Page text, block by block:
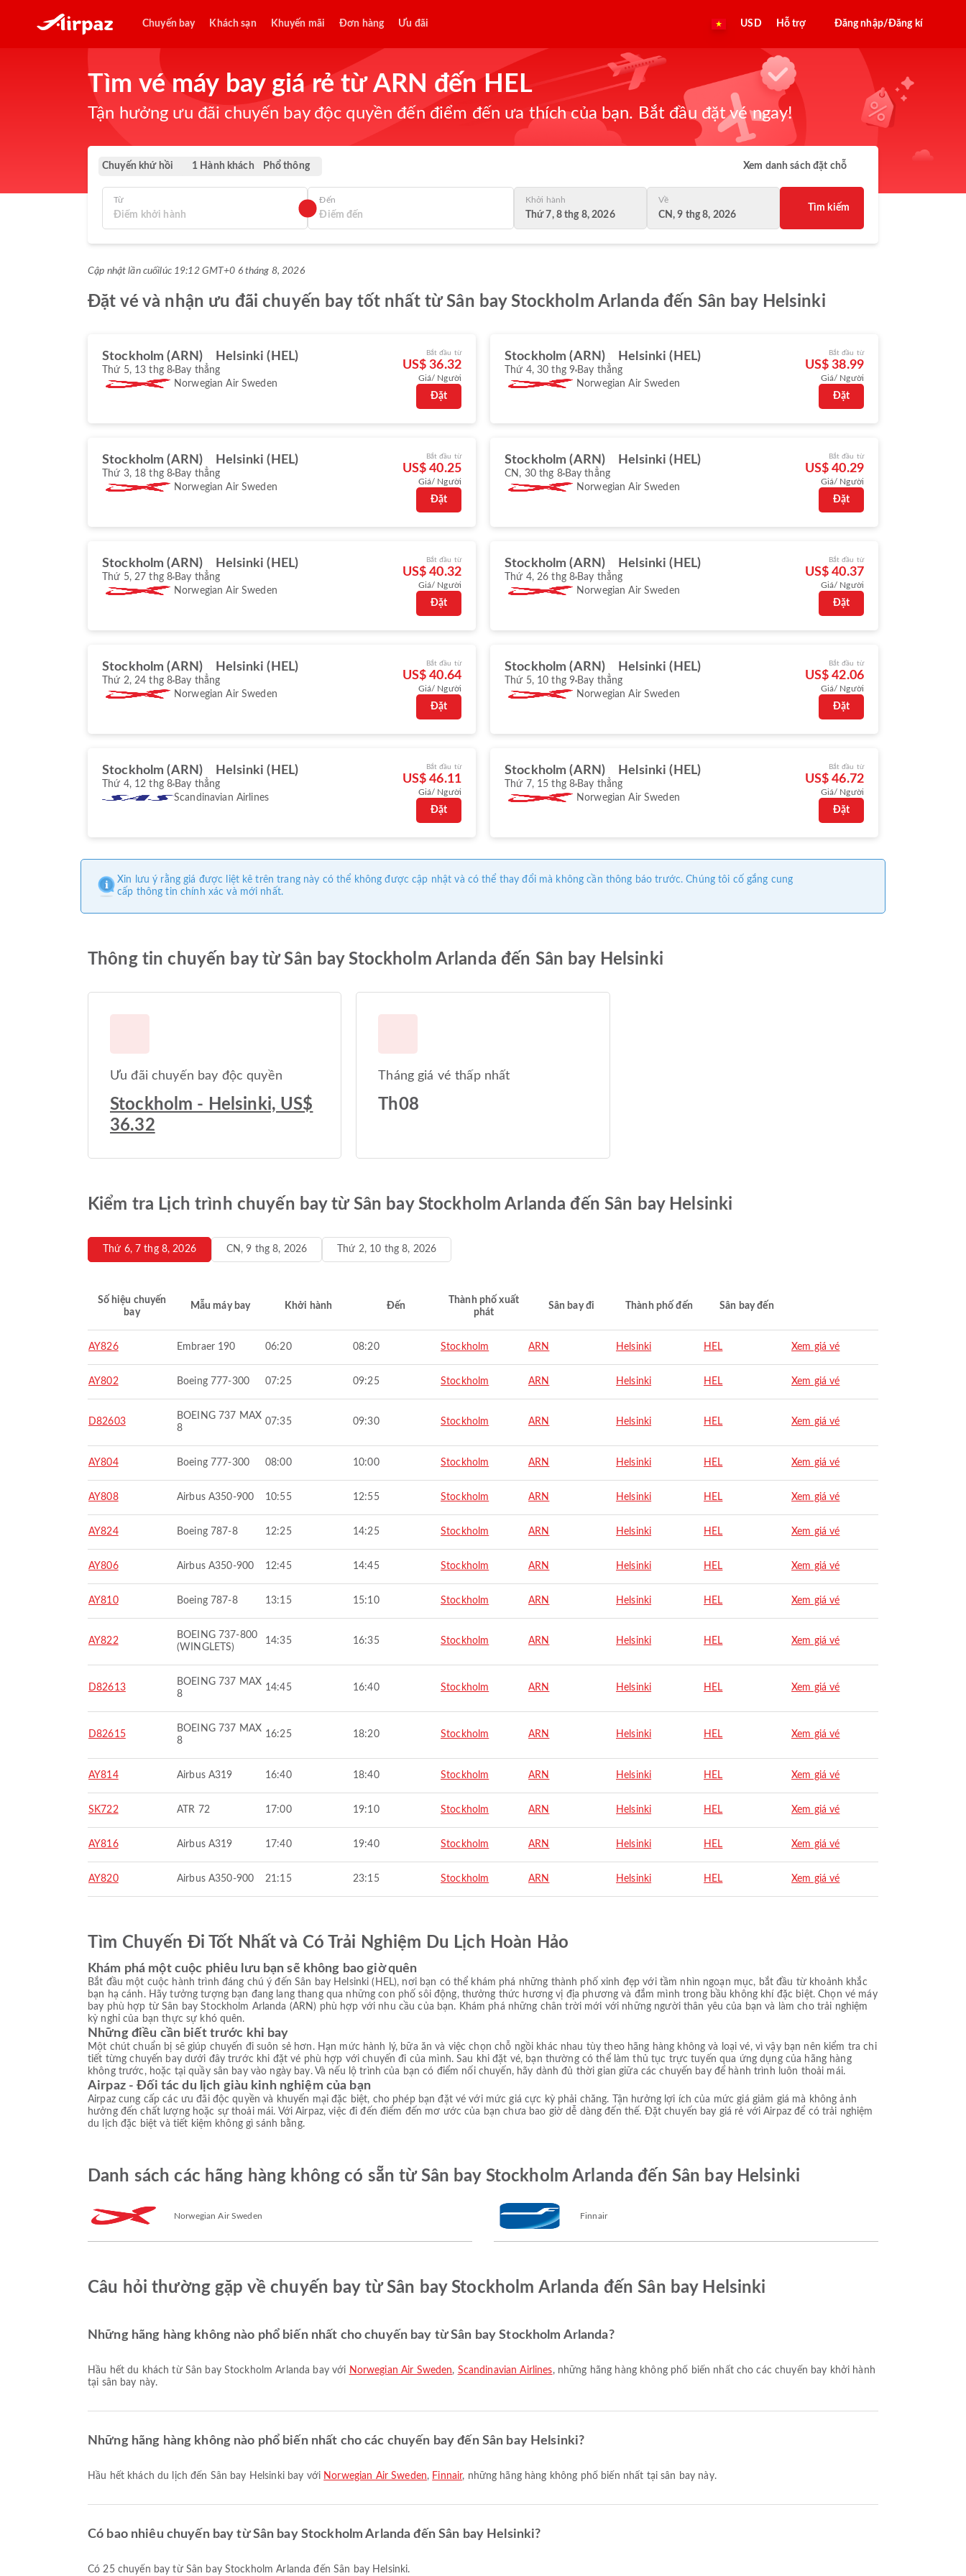
Chuyến bay Khách sạn Khuyến mãi Đơn hàng Ưu đãi USD Hỗ trợ Đăng nhập/Đăng kí
Tìm vé máy bay giá rẻ từ ARN đến HEL
Tận hưởng ưu đãi chuyến bay độc quyền đến điểm đến ưa thích của bạn. Bắt đầu đặt vé ngay!
Chuyến khứ hồi 1 Hành khách Phổ thông Xem danh sách đặt chỗ
Từ Đến Khởi hành
Thứ 7, 8 thg 8, 2026
Về
CN, 9 thg 8, 2026
Tìm kiếm
Cập nhật lần cuốilúc 19:12 GMT+0 6 tháng 8, 2026
Đặt vé và nhận ưu đãi chuyến bay tốt nhất từ Sân bay Stockholm Arlanda đến Sân bay Helsinki
Stockholm (ARN) Helsinki (HEL)
Thứ 5, 13 thg 8 Bay thẳng
Norwegian Air Sweden
Bắt đầu từ
US$ 36.32
Giá/ Người
Đặt
Stockholm (ARN) Helsinki (HEL)
Thứ 4, 30 thg 9 Bay thẳng
Norwegian Air Sweden
Bắt đầu từ
US$ 38.99
Giá/ Người
Đặt
Stockholm (ARN) Helsinki (HEL)
Thứ 3, 18 thg 8 Bay thẳng
Norwegian Air Sweden
Bắt đầu từ
US$ 40.25
Giá/ Người
Đặt
Stockholm (ARN) Helsinki (HEL)
CN, 30 thg 8 Bay thẳng
Norwegian Air Sweden
Bắt đầu từ
US$ 40.29
Giá/ Người
Đặt
Stockholm (ARN) Helsinki (HEL)
Thứ 5, 27 thg 8 Bay thẳng
Norwegian Air Sweden
Bắt đầu từ
US$ 40.32
Giá/ Người
Đặt
Stockholm (ARN) Helsinki (HEL)
Thứ 4, 26 thg 8 Bay thẳng
Norwegian Air Sweden
Bắt đầu từ
US$ 40.37
Giá/ Người
Đặt
Stockholm (ARN) Helsinki (HEL)
Thứ 2, 24 thg 8 Bay thẳng
Norwegian Air Sweden
Bắt đầu từ
US$ 40.64
Giá/ Người
Đặt
Stockholm (ARN) Helsinki (HEL)
Thứ 5, 10 thg 9 Bay thẳng
Norwegian Air Sweden
Bắt đầu từ
US$ 42.06
Giá/ Người
Đặt
Stockholm (ARN) Helsinki (HEL)
Thứ 4, 12 thg 8 Bay thẳng
Scandinavian Airlines
Bắt đầu từ
US$ 46.11
Giá/ Người
Đặt
Stockholm (ARN) Helsinki (HEL)
Thứ 7, 15 thg 8 Bay thẳng
Norwegian Air Sweden
Bắt đầu từ
US$ 46.72
Giá/ Người
Đặt
Xin lưu ý rằng giá được liệt kê trên trang này có thể không được cập nhật và có thể thay đổi mà không cần thông báo trước. Chúng tôi cố gắng cung
cấp thông tin chính xác và mới nhất.
Thông tin chuyến bay từ Sân bay Stockholm Arlanda đến Sân bay Helsinki
Ưu đãi chuyến bay độc quyền
Stockholm - Helsinki, US$
36.32
Tháng giá vé thấp nhất
Th08
Kiểm tra Lịch trình chuyến bay từ Sân bay Stockholm Arlanda đến Sân bay Helsinki
Thứ 6, 7 thg 8, 2026 CN, 9 thg 8, 2026 Thứ 2, 10 thg 8, 2026
Số hiệu chuyến
bay
Mẫu máy bay Khởi hành Đến
Thành phố xuất
phát
Sân bay đi Thành phố đến Sân bay đến
AY826 Embraer 190 06:20 08:20 Stockholm ARN Helsinki HEL Xem giá vé
AY802 Boeing 777-300 07:25 09:25 Stockholm ARN Helsinki HEL Xem giá vé
D82603
BOEING 737 MAX
8
07:35 09:30 Stockholm ARN Helsinki HEL Xem giá vé
AY804 Boeing 777-300 08:00 10:00 Stockholm ARN Helsinki HEL Xem giá vé
AY808 Airbus A350-900 10:55 12:55 Stockholm ARN Helsinki HEL Xem giá vé
AY824 Boeing 787-8 12:25 14:25 Stockholm ARN Helsinki HEL Xem giá vé
AY806 Airbus A350-900 12:45 14:45 Stockholm ARN Helsinki HEL Xem giá vé
AY810 Boeing 787-8 13:15 15:10 Stockholm ARN Helsinki HEL Xem giá vé
AY822
BOEING 737-800
(WINGLETS)
14:35 16:35 Stockholm ARN Helsinki HEL Xem giá vé
D82613
BOEING 737 MAX
8
14:45 16:40 Stockholm ARN Helsinki HEL Xem giá vé
D82615
BOEING 737 MAX
8
16:25 18:20 Stockholm ARN Helsinki HEL Xem giá vé
AY814 Airbus A319 16:40 18:40 Stockholm ARN Helsinki HEL Xem giá vé
SK722 ATR 72 17:00 19:10 Stockholm ARN Helsinki HEL Xem giá vé
AY816 Airbus A319 17:40 19:40 Stockholm ARN Helsinki HEL Xem giá vé
AY820 Airbus A350-900 21:15 23:15 Stockholm ARN Helsinki HEL Xem giá vé
Tìm Chuyến Đi Tốt Nhất và Có Trải Nghiệm Du Lịch Hoàn Hảo
Khám phá một cuộc phiêu lưu bạn sẽ không bao giờ quên
Bắt đầu một cuộc hành trình đáng chú ý đến Sân bay Helsinki (HEL), nơi bạn có thể khám phá những thành phố xinh đẹp với tầm nhìn ngoạn mục, bắt đầu từ khoảnh khắc
bạn hạ cánh. Hãy tưởng tượng bạn đang lang thang qua những con phố sôi động, thưởng thức hương vị địa phương và đắm mình trong bầu không khí đặc biệt. Chọn vé máy
bay phù hợp từ Sân bay Stockholm Arlanda (ARN) phù hợp với nhu cầu của bạn. Khám phá những chân trời mới với những người thân yêu của bạn và làm cho trải nghiệm
kỳ nghỉ của bạn thực sự khó quên.
Những điều cần biết trước khi bay
Một chút chuẩn bị sẽ giúp chuyến đi suôn sẻ hơn. Hạn mức hành lý, bữa ăn và việc chọn chỗ ngồi khác nhau tùy theo hãng hàng không và loại vé, vì vậy bạn nên kiểm tra chi
tiết từng chuyến bay dưới đây trước khi đặt vé phù hợp với chuyến đi của mình. Sau khi đặt vé, bạn thường có thể làm thủ tục trực tuyến qua ứng dụng của hãng hàng
không trước, hoặc tại quầy sân bay vào ngày bay. Và nếu lộ trình của bạn có điểm nối chuyến, hãy dành đủ thời gian giữa các chuyến bay để hành trình luôn thoải mái.
Airpaz - Đối tác du lịch giàu kinh nghiệm của bạn
Airpaz cung cấp các ưu đãi độc quyền và khuyến mại đặc biệt, cho phép bạn đặt vé với mức giá cực kỳ phải chăng. Tận hưởng lợi ích của mức giá giảm giá mà không ảnh
hưởng đến chất lượng hoặc sự thoải mái. Với Airpaz, việc đi đến điểm đến mơ ước của bạn chưa bao giờ dễ dàng đến thế. Đặt chuyến bay giá rẻ với Airpaz để có trải nghiệm
du lịch đặc biệt và tiết kiệm không gì sánh bằng.
Danh sách các hãng hàng không có sẵn từ Sân bay Stockholm Arlanda đến Sân bay Helsinki
Norwegian Air Sweden Finnair
Câu hỏi thường gặp về chuyến bay từ Sân bay Stockholm Arlanda đến Sân bay Helsinki
Những hãng hàng không nào phổ biến nhất cho chuyến bay từ Sân bay Stockholm Arlanda?
Hầu hết du khách từ Sân bay Stockholm Arlanda bay với Norwegian Air Sweden, Scandinavian Airlines, những hãng hàng không phổ biến nhất cho các chuyến bay khởi hành
tại sân bay này.
Những hãng hàng không nào phổ biến nhất cho các chuyến bay đến Sân bay Helsinki?
Hầu hết khách du lịch đến Sân bay Helsinki bay với Norwegian Air Sweden, Finnair, những hãng hàng không phổ biến nhất tại sân bay này.
Có bao nhiêu chuyến bay từ Sân bay Stockholm Arlanda đến Sân bay Helsinki?
Có 25 chuyến bay từ Sân bay Stockholm Arlanda đến Sân bay Helsinki.